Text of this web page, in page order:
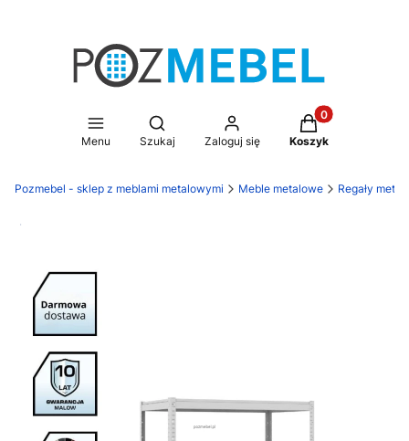
Menu
Otwórz wyszukiwarkę
Szukaj Zaloguj się
Produkty w
Koszyk
Pozmebel - sklep z meblami metalowymi Meble metalowe Regały
Darmowa dostawa